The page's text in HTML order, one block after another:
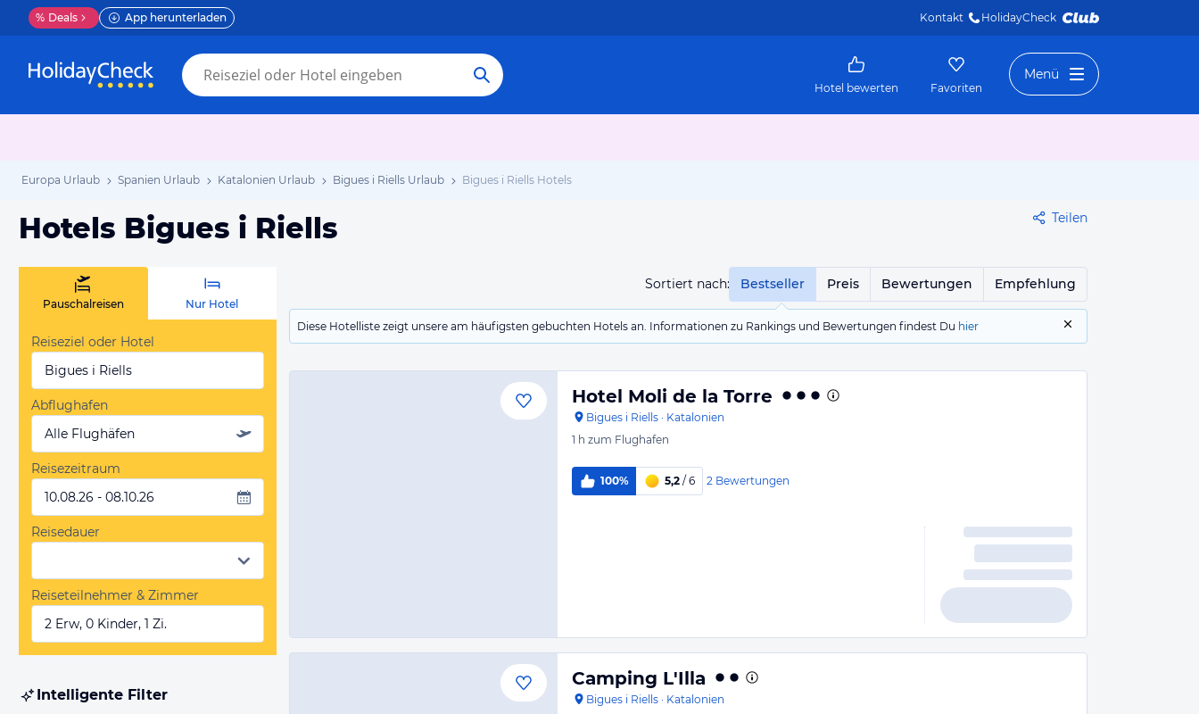
% Deals App herunterladen Kontakt HolidayCheck
Hotel bewerten Favoriten
Menü
Europa Urlaub Spanien Urlaub Katalonien Urlaub Bigues i Riells Urlaub Bigues i Riells Hotels
Hotels Bigues i Riells Teilen
Sortiert nach: Bestseller Preis Bewertungen Empfehlung
Diese Hotelliste zeigt unsere am häufigsten gebuchten Hotels an. Informationen zu Rankings und Bewertungen findest Du hier
Pauschalreisen Nur Hotel
Reiseziel oder Hotel
Bigues i Riells
Abflughafen
Alle Flughäfen
Reisezeitraum
10.08.26 - 08.10.26
Reisedauer
Reiseteilnehmer & Zimmer
2 Erw, 0 Kinder, 1 Zi.
Intelligente Filter
Hotel Moli de la Torre
Bigues i Riells · Katalonien
1 h zum Flughafen
100% 5,2 / 6 2 Bewertungen
Camping L'Illa
Bigues i Riells · Katalonien